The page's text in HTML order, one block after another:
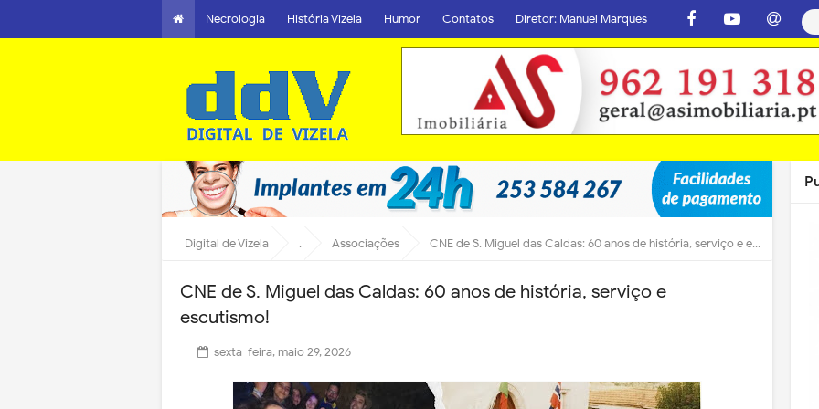
Necrologia História Vizela Humor Contatos Diretor: Manuel Marques
Digital de Vizela . Associações CNE de S. Miguel das Caldas: 60 anos de história, serviço e escutismo!
CNE de S. Miguel das Caldas: 60 anos de história, serviço e
escutismo!
sexta-feira, maio 29, 2026